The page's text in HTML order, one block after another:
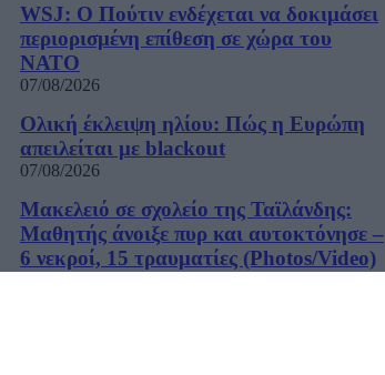
WSJ: Ο Πούτιν ενδέχεται να δοκιμάσει
περιορισμένη επίθεση σε χώρα του
ΝΑΤΟ
07/08/2026
Ολική έκλειψη ηλίου: Πώς η Ευρώπη
απειλείται με blackout
07/08/2026
Μακελειό σε σχολείο της Ταϊλάνδης:
Μαθητής άνοιξε πυρ και αυτοκτόνησε –
6 νεκροί, 15 τραυματίες (Photos/Video)